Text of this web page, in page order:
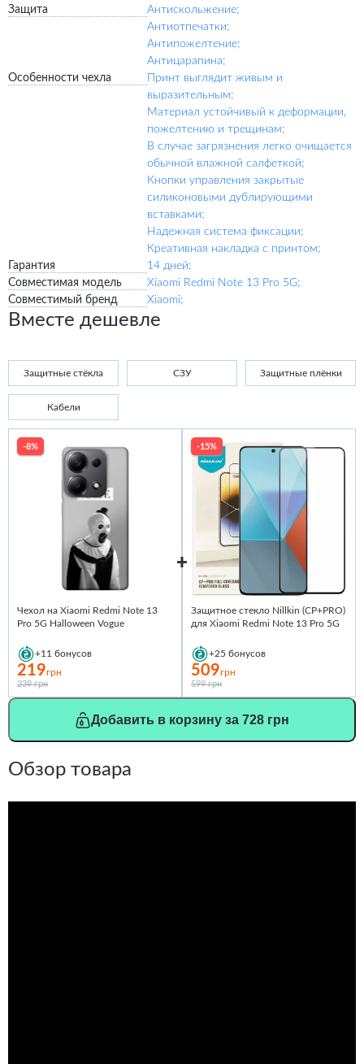
Защита
Антискольжение;
Антиотпечатки;
Антипожелтение;
Антицарапина;
Особенности чехла
Принт выглядит живым и
выразительным;
Материал устойчивый к деформации,
пожелтению и трещинам;
В случае загрязнения легко очищается
обычной влажной салфеткой;
Кнопки управления закрытые
силиконовыми дублирующими
вставками;
Надежная система фиксации;
Креативная накладка с принтом;
Гарантия
14 дней;
Совместимая модель
Xiaomi Redmi Note 13 Pro 5G;
Совместимый бренд
Xiaomi;
Вместе дешевле
Защитные стёкла СЗУ Защитные плёнки
Кабели
-8%
Чехол на Xiaomi Redmi Note 13
Pro 5G Halloween Vogue
+11 бонусов
219грн
239 грн
-15%
Защитное стекло Nillkin (CP+PRO)
для Xiaomi Redmi Note 13 Pro 5G
+25 бонусов
509грн
599 грн
Добавить в корзину за 728 грн
Обзор товара